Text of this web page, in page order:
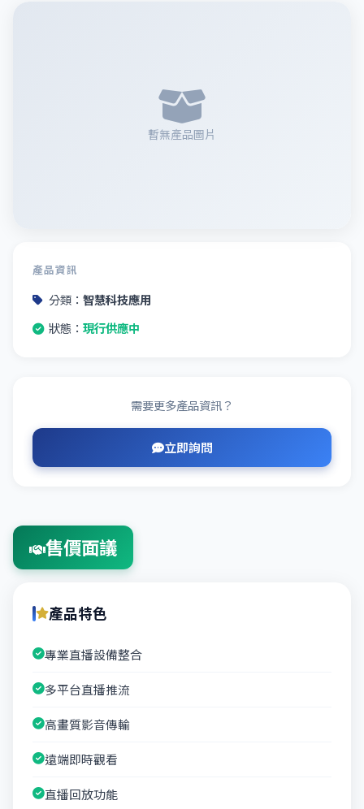
暫無產品圖片
產品資訊
分類： 智慧科技應用
狀態： 現行供應中
需要更多產品資訊？
立即詢問
售價面議
產品特色
專業直播設備整合
多平台直播推流
高畫質影音傳輸
遠端即時觀看
直播回放功能